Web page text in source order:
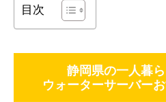
目次
静岡県の一人暮
ウォーターサーバー